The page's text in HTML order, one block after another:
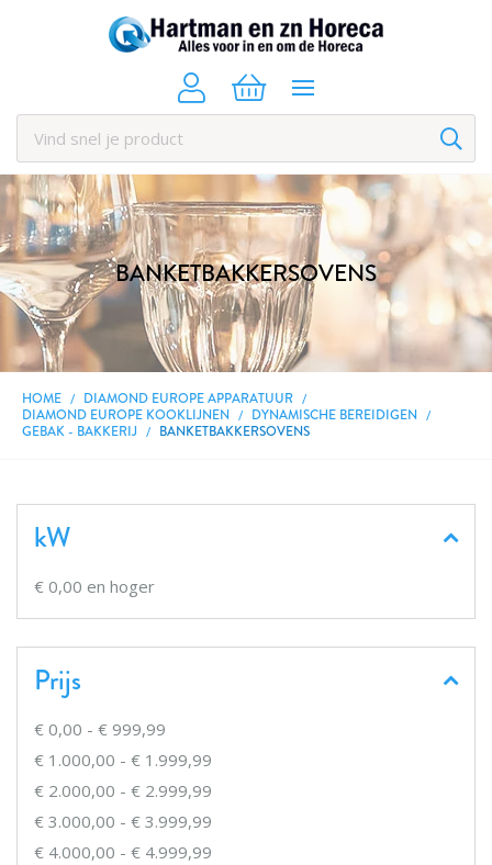
BANKETBAKKERSOVENS
HOME
DIAMOND EUROPE APPARATUUR
DIAMOND EUROPE KOOKLIJNEN
DYNAMISCHE BEREIDIGEN
GEBAK - BAKKERIJ
BANKETBAKKERSOVENS
kW
€ 0,00 en hoger
Prijs
€ 0,00 - € 999,99
€ 1.000,00 - € 1.999,99
€ 2.000,00 - € 2.999,99
€ 3.000,00 - € 3.999,99
€ 4.000,00 - € 4.999,99